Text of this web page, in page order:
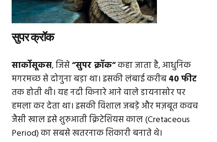
सुपर क्रॉक
सार्कोसूकस, जिसे“सुपर क्रॉक”कहा जाता है, आधुनिक
मगरमच्छ से दोगुना बड़ा था। इसकी लंबाई करीब40 फीट
तक होती थी। यह नदी किनारे आने वाले डायनासोर पर
हमला कर देता था। इसकी विशाल जबड़े और मज़बूत कवच
जैसी खाल इसे शुरुआती क्रिटेशियस काल (Cretaceous
Period) का सबसे खतरनाक शिकारी बनाते थे।